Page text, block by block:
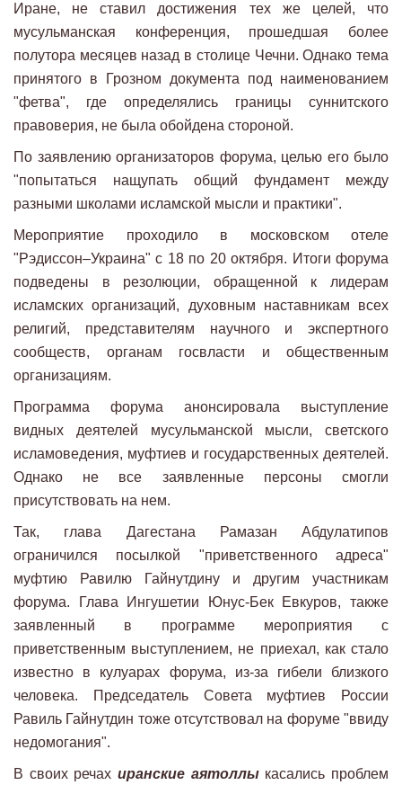
Иране, не ставил достижения тех же целей, что
мусульманская конференция, прошедшая более
полутора месяцев назад в столице Чечни. Однако тема
принятого в Грозном документа под наименованием
"фетва", где определялись границы суннитского
правоверия, не была обойдена стороной.
По заявлению организаторов форума, целью его было
"попытаться нащупать общий фундамент между
разными школами исламской мысли и практики".
Мероприятие проходило в московском отеле
"Рэдиссон–Украина" с 18 по 20 октября. Итоги форума
подведены в резолюции, обращенной к лидерам
исламских организаций, духовным наставникам всех
религий, представителям научного и экспертного
сообществ, органам госвласти и общественным
организациям.
Программа форума анонсировала выступление
видных деятелей мусульманской мысли, светского
исламоведения, муфтиев и государственных деятелей.
Однако не все заявленные персоны смогли
присутствовать на нем.
Так, глава Дагестана Рамазан Абдулатипов
ограничился посылкой "приветственного адреса"
муфтию Равилю Гайнутдину и другим участникам
форума. Глава Ингушетии Юнус-Бек Евкуров, также
заявленный в программе мероприятия с
приветственным выступлением, не приехал, как стало
известно в кулуарах форума, из-за гибели близкого
человека. Председатель Совета муфтиев России
Равиль Гайнутдин тоже отсутствовал на форуме "ввиду
недомогания".
В своих речах иранские аятоллыкасались проблем